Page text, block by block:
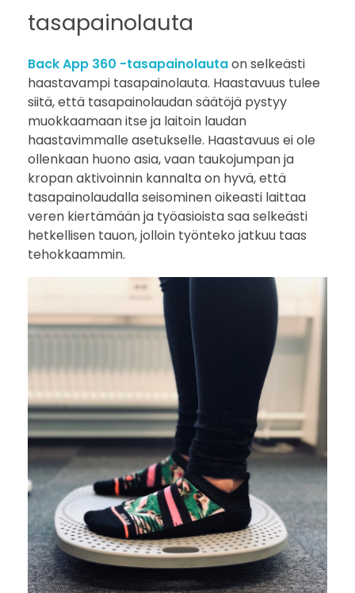
tasapainolauta
Back App 360 -tasapainolautaon selkeästi
haastavampi tasapainolauta. Haastavuus tulee
siitä, että tasapainolaudan säätöjä pystyy
muokkaamaan itse ja laitoin laudan
haastavimmalle asetukselle. Haastavuus ei ole
ollenkaan huono asia, vaan taukojumpan ja
kropan aktivoinnin kannalta on hyvä, että
tasapainolaudalla seisominen oikeasti laittaa
veren kiertämään ja työasioista saa selkeästi
hetkellisen tauon, jolloin työnteko jatkuu taas
tehokkaammin.